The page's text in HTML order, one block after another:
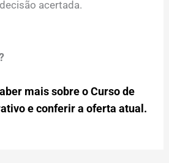
acertada.
mais sobre o Curso de
e conferir a oferta atual.